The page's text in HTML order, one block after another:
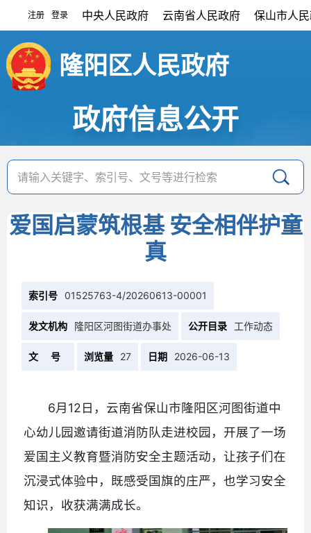
注册 登录 中央人民政府 云南省人民政府 保山市人
隆阳区人民政府
政府信息公开
爱国启蒙筑根基 安全相伴护童
真
索引号 01525763-4/20260613-00001
发文机构 隆阳区河图街道办事处 公开目录 工作动态
文 号 浏览量 27 日期 2026-06-13
6月12日，云南省保山市隆阳区河图街道中
心幼儿园邀请街道消防队走进校园，开展了一场
爱国主义教育暨消防安全主题活动，让孩子们在
沉浸式体验中，既感受国旗的庄严，也学习安全
知识，收获满满成长。